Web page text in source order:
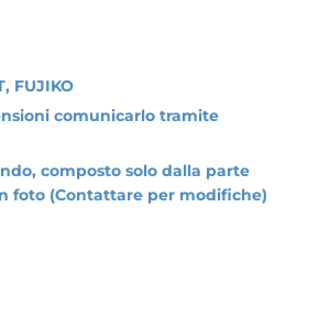
FUJIKO
comunicarlo tramite
composto solo dalla parte
foto (Contattare per modifiche)